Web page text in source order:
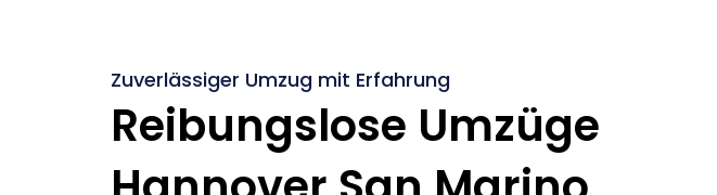
Zuverlässiger Umzug mit Erfahrung
Reibungslose Umzüge